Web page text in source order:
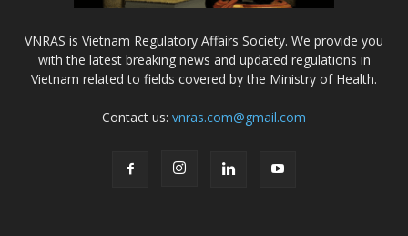
VNRAS is Vietnam Regulatory Affairs Society. We provide you
with the latest breaking news and updated regulations in
Vietnam related to fields covered by the Ministry of Health.
Contact us: vnras.com@gmail.com